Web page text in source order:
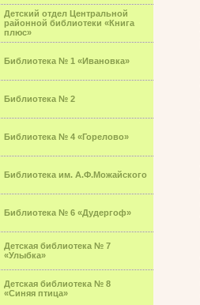
Детский отдел Центральной
районной библиотеки «Книга
плюс»
Библиотека № 1 «Ивановка»
Библиотека № 2
Библиотека № 4 «Горелово»
Библиотека им. А.Ф.Можайского
Библиотека № 6 «Дудергоф»
Детская библиотека № 7
«Улыбка»
Детская библиотека № 8
«Синяя птица»